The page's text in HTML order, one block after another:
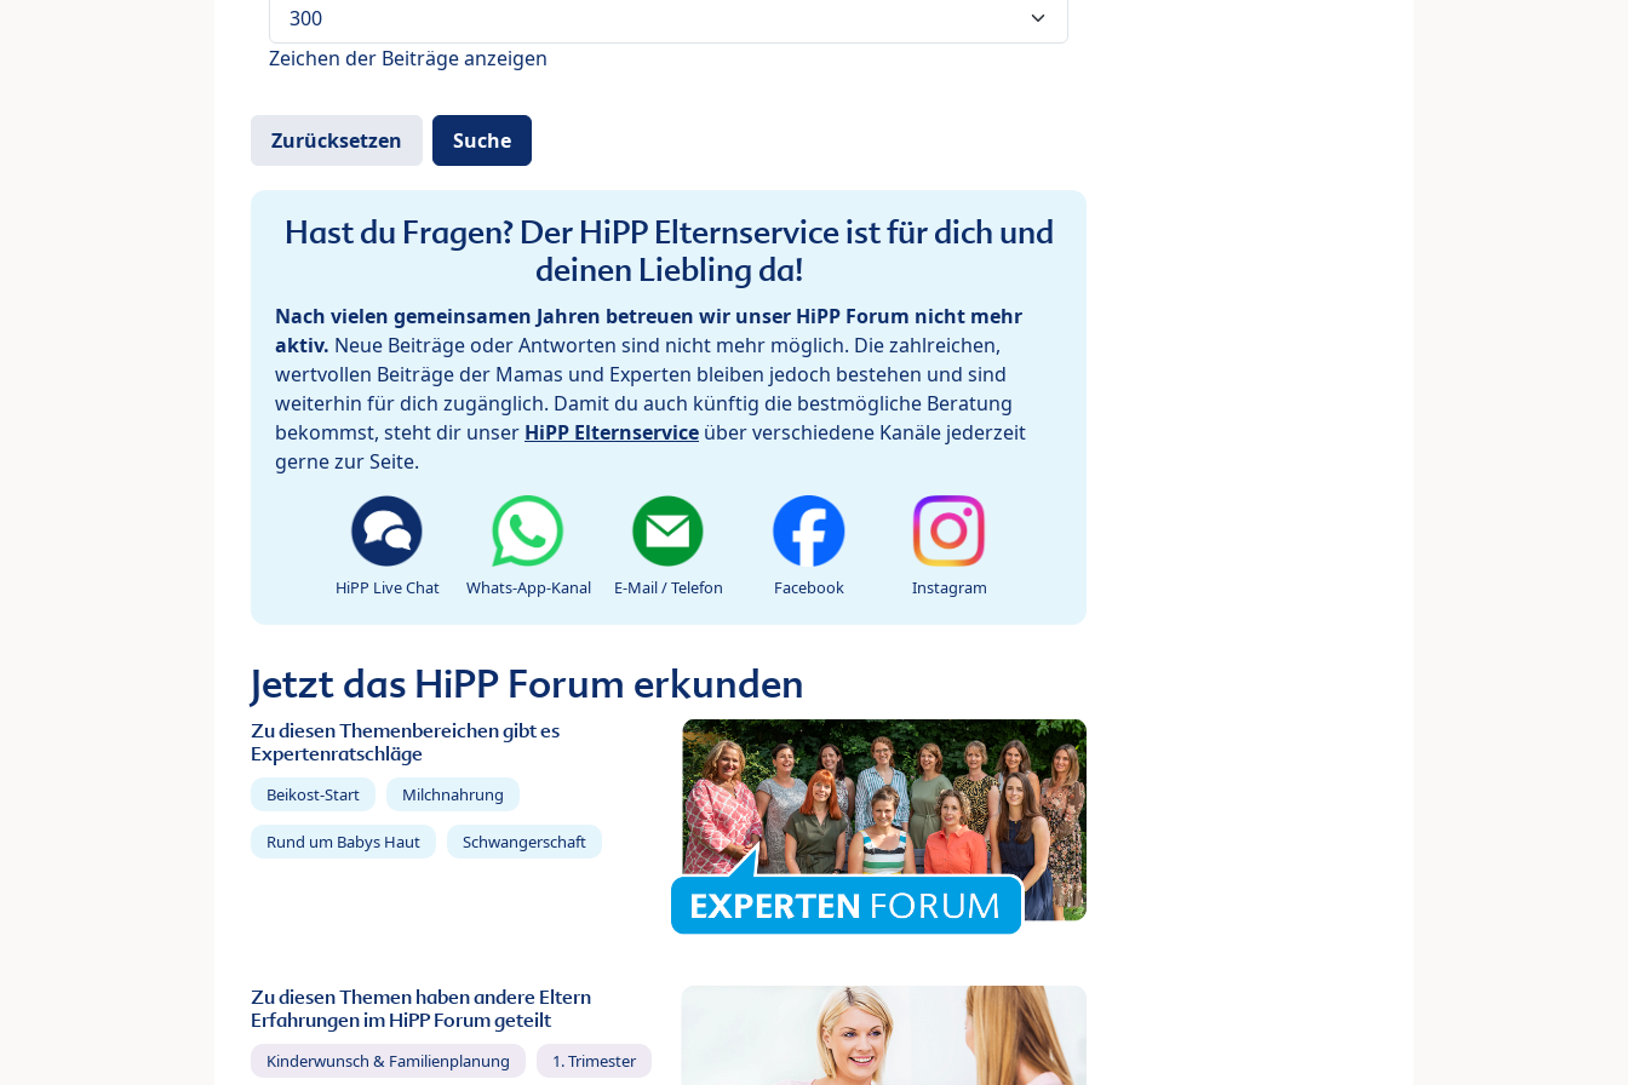
Zeichen der Beiträge anzeigen
Hast du Fragen? Der HiPP Elternservice ist für dich und
deinen Liebling da!
Nach vielen gemeinsamen Jahren betreuen wir unser HiPP Forum nicht mehr
aktiv. Neue Beiträge oder Antworten sind nicht mehr möglich. Die zahlreichen,
wertvollen Beiträge der Mamas und Experten bleiben jedoch bestehen und sind
weiterhin für dich zugänglich. Damit du auch künftig die bestmögliche Beratung
bekommst, steht dir unser HiPP Elternservice über verschiedene Kanäle jederzeit
gerne zur Seite.
HiPP Live Chat Whats-App-Kanal E-Mail / Telefon Facebook Instagram
Jetzt das HiPP Forum erkunden
Zu diesen Themenbereichen gibt es
Expertenratschläge
Beikost-Start Milchnahrung
Rund um Babys Haut Schwangerschaft
Zu diesen Themen haben andere Eltern
Erfahrungen im HiPP Forum geteilt
Kinderwunsch & Familienplanung 1. Trimester